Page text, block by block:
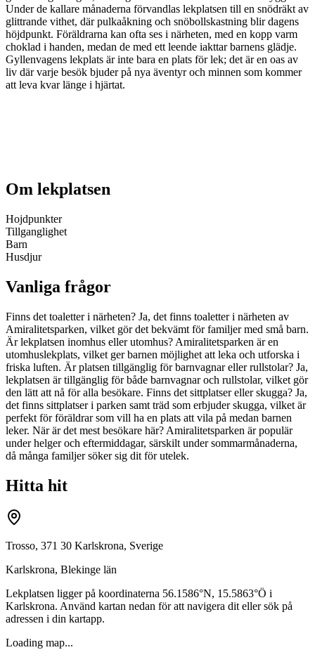
Under de kallare månaderna förvandlas lekplatsen till en snödräkt av
glittrande vithet, där pulkaåkning och snöbollskastning blir dagens
höjdpunkt. Föräldrarna kan ofta ses i närheten, med en kopp varm
choklad i handen, medan de med ett leende iakttar barnens glädje.
Gyllenvagens lekplats är inte bara en plats för lek; det är en oas av
liv där varje besök bjuder på nya äventyr och minnen som kommer
att leva kvar länge i hjärtat.
Om lekplatsen
Hojdpunkter
Tillganglighet
Barn
Husdjur
Vanliga frågor
Finns det toaletter i närheten? Ja, det finns toaletter i närheten av
Amiralitetsparken, vilket gör det bekvämt för familjer med små barn.
Är lekplatsen inomhus eller utomhus? Amiralitetsparken är en
utomhuslekplats, vilket ger barnen möjlighet att leka och utforska i
friska luften. Är platsen tillgänglig för barnvagnar eller rullstolar? Ja,
lekplatsen är tillgänglig för både barnvagnar och rullstolar, vilket gör
den lätt att nå för alla besökare. Finns det sittplatser eller skugga? Ja,
det finns sittplatser i parken samt träd som erbjuder skugga, vilket är
perfekt för föräldrar som vill ha en plats att vila på medan barnen
leker. När är det mest besökare här? Amiralitetsparken är populär
under helger och eftermiddagar, särskilt under sommarmånaderna,
då många familjer söker sig dit för utelek.
Hitta hit
Trosso, 371 30 Karlskrona, Sverige
Karlskrona, Blekinge län
Lekplatsen ligger på koordinaterna 56.1586°N, 15.5863°Ö i
Karlskrona. Använd kartan nedan för att navigera dit eller sök på
adressen i din kartapp.
Loading map...